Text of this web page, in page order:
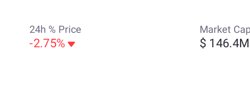
24h % Price
-2.75%
Market
$ 146.4M